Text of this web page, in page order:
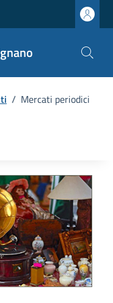
/ Mercati periodici